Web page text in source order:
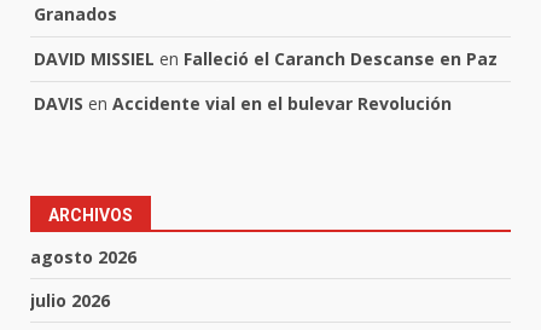
Granados
DAVID MISSIEL en Falleció el Caranch Descanse en Paz
DAVIS en Accidente vial en el bulevar Revolución
ARCHIVOS
agosto 2026
julio 2026